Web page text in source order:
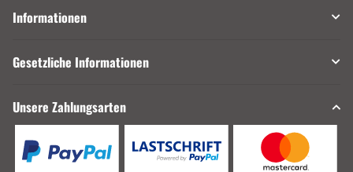
Informationen
Gesetzliche Informationen
Unsere Zahlungsarten